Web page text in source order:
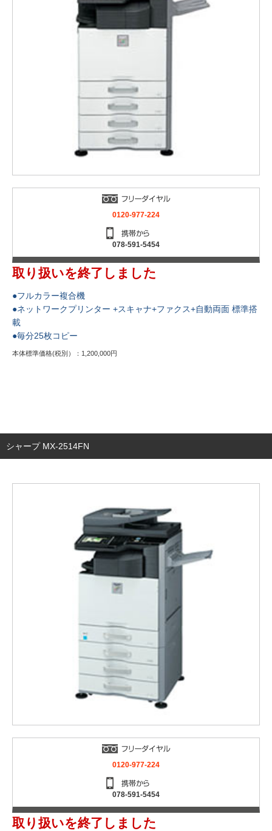
0120-977-224
078-591-5454
取り扱いを終了しました
●フルカラー複合機
●ネットワークプリンター +スキャナ+ファクス+自動両面 標準搭
載
●毎分25枚コピー
本体標準価格(税別）：1,200,000円
シャープ MX-2514FN
0120-977-224
078-591-5454
取り扱いを終了しました